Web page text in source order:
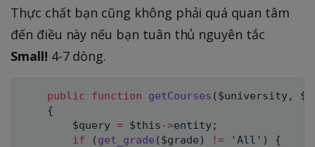
Thực chất bạn cũng không phải quá quan tâm
đến điều này nếu bạn tuân thủ nguyên tắc
Small! 4-7 dòng.
public function getCourses ( $university,
{
$query = $this->entity;
if
( get_grade ( $grade ) != 'All' )
{